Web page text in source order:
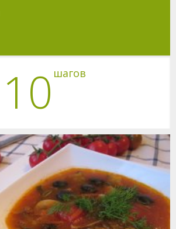
10 шагов